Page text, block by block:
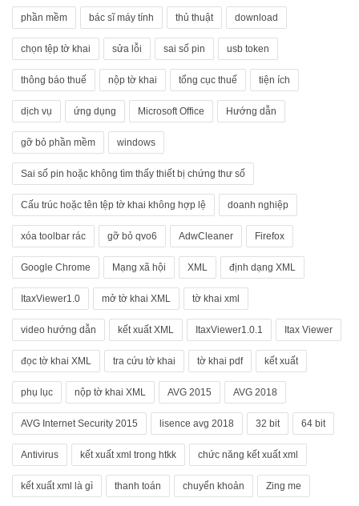
phần mềm bác sĩ máy tính thủ thuật download
chọn tệp tờ khai sửa lỗi sai số pin usb token
thông báo thuế nộp tờ khai tổng cục thuế tiện ích
dịch vụ ứng dụng Microsoft Office Hướng dẫn
gỡ bỏ phần mềm windows
Sai số pin hoặc không tìm thấy thiết bị chứng thư số
Cấu trúc hoặc tên tệp tờ khai không hợp lệ doanh nghiệp
xóa toolbar rác gỡ bỏ qvo6 AdwCleaner Firefox
Google Chrome Mạng xã hội XML định dạng XML
ItaxViewer1.0 mở tờ khai XML tờ khai xml
video hướng dẫn kết xuất XML ItaxViewer1.0.1 Itax Viewer
đọc tờ khai XML tra cứu tờ khai tờ khai pdf kết xuất
phụ lục nộp tờ khai XML AVG 2015 AVG 2018
AVG Internet Security 2015 lisence avg 2018 32 bit 64 bit
Antivirus kết xuất xml trong htkk chức năng kết xuất xml
kết xuất xml là gì thanh toán chuyển khoản Zing me